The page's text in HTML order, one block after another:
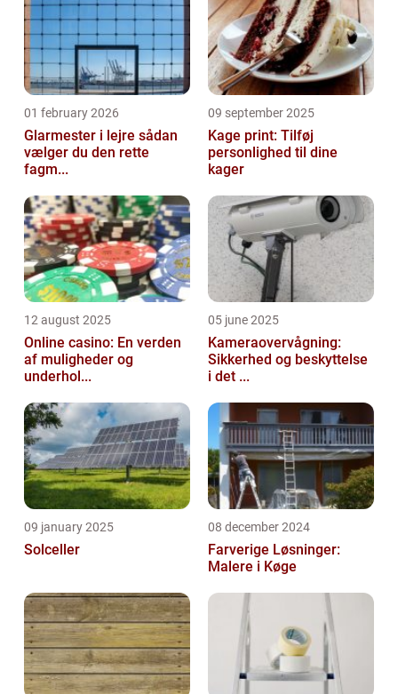
01 february 2026
Glarmester i lejre sådan
vælger du den rette
fagm...
09 september 2025
Kage print: Tilføj
personlighed til dine
kager
12 august 2025
Online casino: En verden
af muligheder og
underhol...
05 june 2025
Kameraovervågning:
Sikkerhed og beskyttelse
i det ...
09 january 2025
Solceller
08 december 2024
Farverige Løsninger:
Malere i Køge